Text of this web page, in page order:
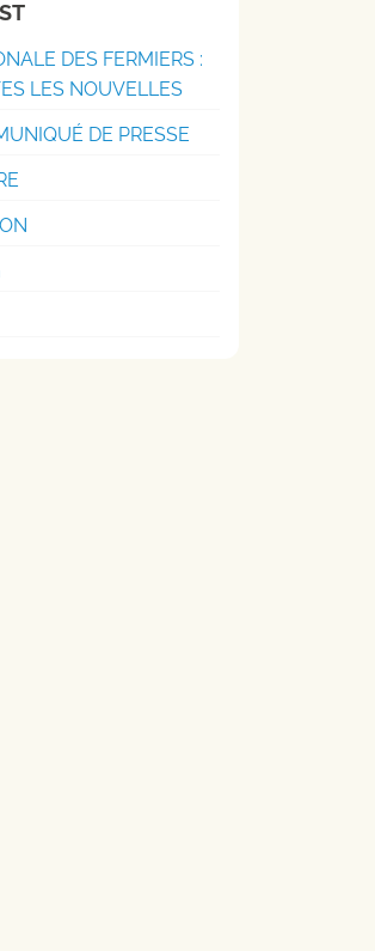
DES FERMIERS :
LES NOUVELLES
DE PRESSE